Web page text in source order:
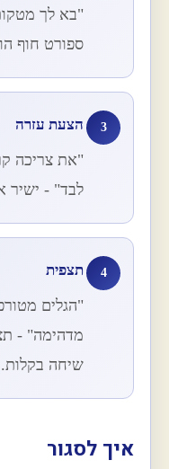
"בא לך
ספורט חוף
3 הצעת עזרה
"את צריכה
לבד" - ישיר
4 תצפית
"הגלים
מדהימה" -
שיחה בקלות.
איך לסגור